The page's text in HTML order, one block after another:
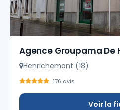
Agence Groupama De
Henrichemont (18)
176 avis
Voir la